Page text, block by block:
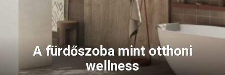
A fürdőszoba mint otthoni
wellness